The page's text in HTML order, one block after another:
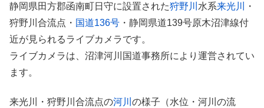
静岡県田方郡函南町日守に設置された狩野川 水系来光川
・
狩野川合流点・ 国道136号 ・静岡県道139号原木沼津線付
近が見られるライブカメラです。
ライブカメラは、沼津河川国道事務所により運営されてい
ます。
来光川・狩野川合流点の河川 の様子（水位・河川の流